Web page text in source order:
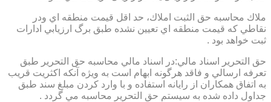
ملاك محاسبه حق الثبت املاك، حد اقل قيمت منطقه اي ودر
نقاطي كه قيمت منطقه اي تعيين نشده طبق برگ ارزيابي ادارات
ثبت خواهد بود .
حق التحرير اسناد مالي:در اسناد مالي محاسبه حق التحرير طبق
تعرفه ارسالي و فاقد هرگونه ابهام است به ويژه آنكه اكثريت قريب
به اتفاق همكاران از رايانه استفاده و با وارد كردن مبلغ سند طبق
جداول داده شده به سيستم حق التحرير محاسبه مي گردد .